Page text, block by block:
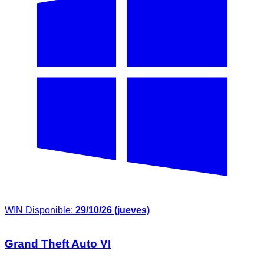
WIN Disponible: 29/10/26 (jueves)
Grand Theft Auto VI